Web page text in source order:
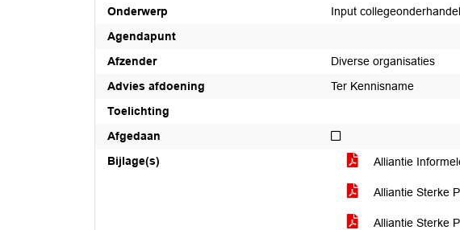
Onderwerp
Input
Agendapunt
Afzender
Diverse organisaties
Advies afdoening
Ter Kennisname
Toelichting
Afgedaan
Niet afgedaan
Bijlage(s)
Alliantie
Alliantie Sterke
Alliantie Sterke